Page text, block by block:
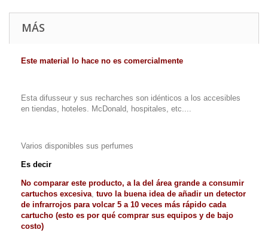
MÁS
Este material lo hace no es comercialmente
Esta difusseur y sus recharches son idénticos a los accesibles
en tiendas, hoteles. McDonald, hospitales, etc....
Varios disponibles sus perfumes
Es decir
No comparar este producto, a la del área grande a consumir
cartuchos excesiva, tuvo la buena idea de añadir un detector
de infrarrojos para volcar 5 a 10 veces más rápido cada
cartucho (esto es por qué comprar sus equipos y de bajo
costo)